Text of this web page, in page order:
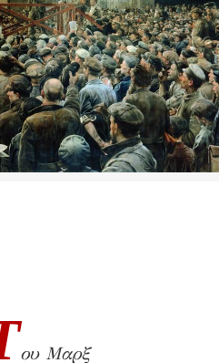
ου Μαρξ